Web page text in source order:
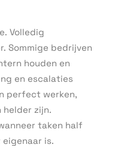
Volledig
Sommige bedrijven
houden en
en escalaties
perfect werken,
helder zijn.
taken half
is.